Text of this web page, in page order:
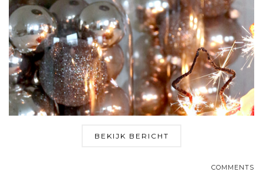
BEKIJK BERICHT
COMMENTS